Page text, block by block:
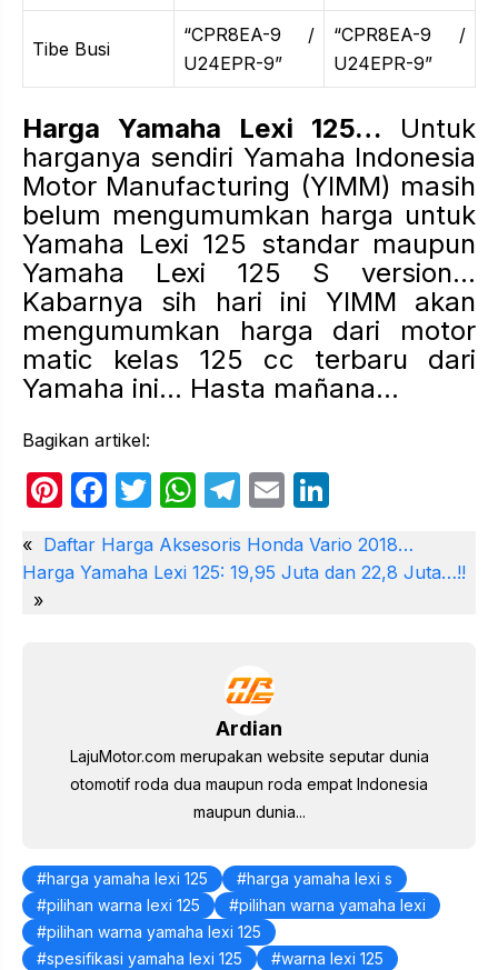
Tibe Busi
“CPR8EA-9 /
U24EPR-9”
“CPR8EA-9 /
U24EPR-9”
Harga Yamaha Lexi 125… Untuk
harganya sendiri Yamaha Indonesia
Motor Manufacturing (YIMM) masih
belum mengumumkan harga untuk
Yamaha Lexi 125 standar maupun
Yamaha Lexi 125 S version…
Kabarnya sih hari ini YIMM akan
mengumumkan harga dari motor
matic kelas 125 cc terbaru dari
Yamaha ini… Hasta mañana…
Bagikan artikel:
Pi
er
e
F
c
k
T
itt
W
at
T
e
gr
m
E
ail k
« Daftar Harga Aksesoris Honda Vario 2018…
Harga Yamaha Lexi 125: 19,95 Juta dan 22,8 Juta…!!
»
Ardian
LajuMotor.com merupakan website seputar dunia
otomotif roda dua maupun roda empat Indonesia
maupun dunia...
harga yamaha lexi 125
harga yamaha lexi s
pilihan warna lexi 125
pilihan warna yamaha lexi
pilihan warna yamaha lexi 125
spesifikasi yamaha lexi 125
warna lexi 125